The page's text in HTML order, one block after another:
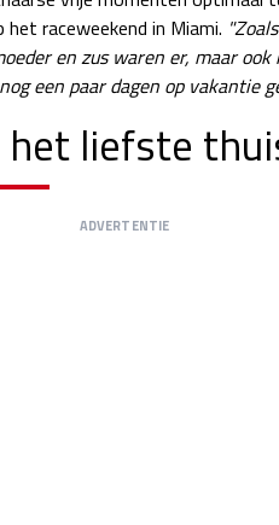
raceweekend in Miami.
en zus waren er, maar
een paar dagen op vakantie
liefste
ADVERTENTIE